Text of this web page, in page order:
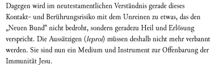
Dagegen wird im neutestamentlichen Verständnis gerade dieses
Kontakt- und Berührungsrisiko mit dem Unreinen zu etwas, das den
„Neuen Bund“ nicht bedroht, sondern geradezu Heil und Erlösung
verspricht. Die Aussätzigen (leproí) müssen deshalb nicht mehr verbannt
werden. Sie sind nun ein Medium und Instrument zur Offenbarung der
Immunität Jesu.